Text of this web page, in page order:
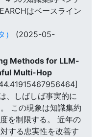
はベースライン
(2025-05-
Methods for LLM-
Multi-Hop
、しばしば事実的に
この現象は知識集約
を制限する。 近年の
する忠実性を改善す